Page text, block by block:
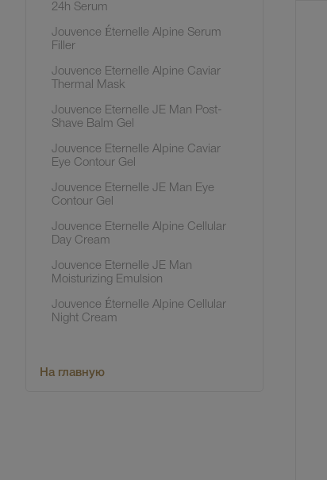
24h Serum
Jouvence Éternelle Alpine Serum
Filler
Jouvence Eternelle Alpine Caviar
Thermal Mask
Jouvence Eternelle JE Man Post-
Shave Balm Gel
Jouvence Eternelle Alpine Caviar
Eye Contour Gel
Jouvence Eternelle JE Man Eye
Contour Gel
Jouvence Eternelle Alpine Cellular
Day Cream
Jouvence Eternelle JE Man
Moisturizing Emulsion
Jouvence Éternelle Alpine Cellular
Night Cream
На главную